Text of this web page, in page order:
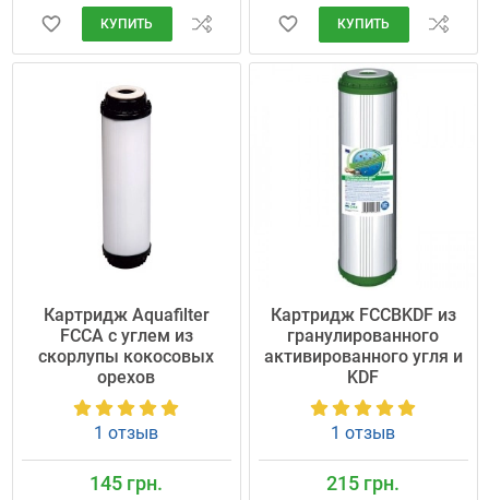
КУПИТЬ КУПИТЬ
Картридж Aquafilter
FCCA с углем из
скорлупы кокосовых
орехов
1 отзыв
145 грн.
Картридж FCCBKDF из
гранулированного
активированного угля и
KDF
1 отзыв
215 грн.